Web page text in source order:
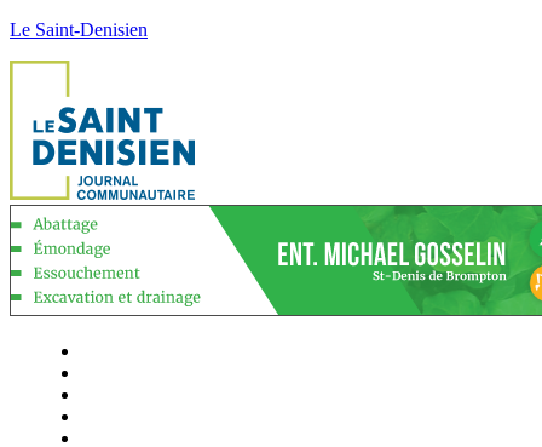
Le Saint-Denisien